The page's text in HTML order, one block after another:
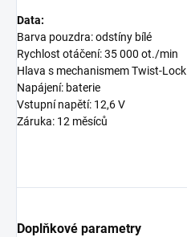
Data:
Barva pouzdra: odstíny bílé
Rychlost otáčení: 35 000 ot./min
Hlava s mechanismem Twist-Lock
Napájení: baterie
Vstupní napětí: 12,6 V
Záruka: 12 měsíců
Doplňkové parametry